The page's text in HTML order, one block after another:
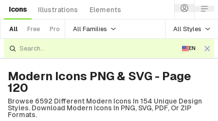
Icons Illustrations Elements
All Free Pro All Families All Styles
EN
Modern Icons PNG & SVG - Page
120
Browse 6592 Different Modern Icons In 154 Unique Design
Styles. Download Modern Icons In PNG, SVG, PDF, Or ZIP
Formats.